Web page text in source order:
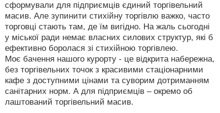
сформували для підприємців єдиний торгівельний
масив. Але зупинити стихійну торгівлю важко, часто
торговці стають там, де їм вигідно. На жаль сьогодні
у міської ради немає власних силових структур, які б
ефективно боролася зі стихійною торгівлею.
Моє бачення нашого курорту - це відкрита набережна,
без торгівельних точок з красивими стаціонарними
кафе з доступними цінами та суворим дотриманням
санітарних норм. А для підприємців – окремо об
лаштований торгівельний масив.